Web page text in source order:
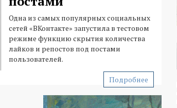
Одна из самых популярных социальных
сетей «ВКонтакте» запустила в тестовом
режиме функцию скрытия количества
лайков и репостов под постами
пользователей.
Подробнее